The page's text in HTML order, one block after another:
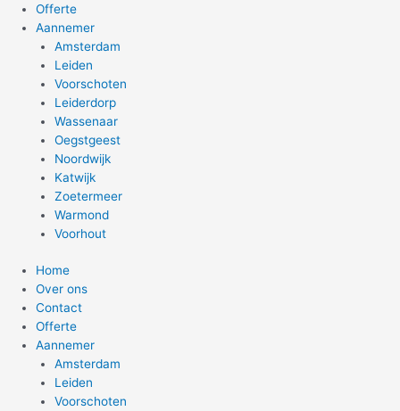
Offerte
Aannemer
Amsterdam
Leiden
Voorschoten
Leiderdorp
Wassenaar
Oegstgeest
Noordwijk
Katwijk
Zoetermeer
Warmond
Voorhout
Home
Over ons
Contact
Offerte
Aannemer
Amsterdam
Leiden
Voorschoten